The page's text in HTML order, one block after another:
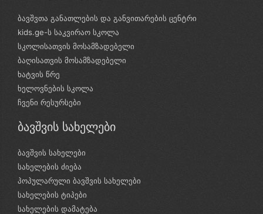
ბავშვთა განათლების და განვითარების ცენტრი
kids.ge-ს საკვირაო სკოლა
სკოლისათვის მოსამზადებელი
ბაღისათვის მოსამზადებელი
ხატვის წრე
ხელოვნების სკოლა
ჩვენი რესურსები
ბავშვის სახელები
ბავშვის სახელები
სახელების ძიება
პოპულარული ბავშვის სახელები
სახელების ტიპები
სახელების დამატება